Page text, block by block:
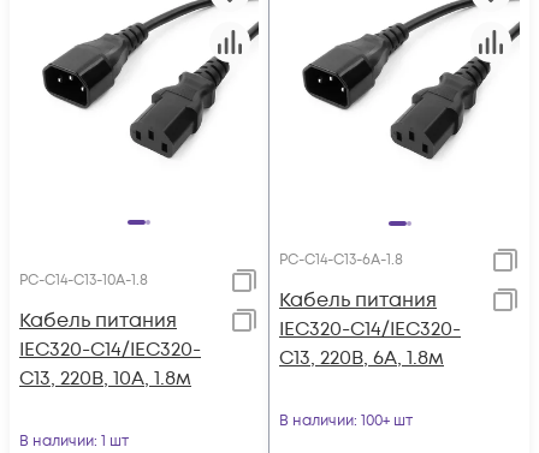
PC-C14-C13-10A-1.8
Кабель питания
IEC320-C14/IEC320-
C13, 220B, 10А, 1.8м
В наличии: 1 шт
PC-C14-C13-6A-1.8
Кабель питания
IEC320-C14/IEC320-
C13, 220B, 6А, 1.8м
В наличии: 100+ шт